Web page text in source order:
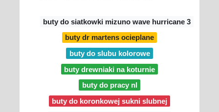
buty do siatkowki mizuno wave hurricane 3
buty dr martens ocieplane
buty do slubu kolorowe
buty drewniaki na koturnie
buty do pracy nl
buty do koronkowej sukni slubnej